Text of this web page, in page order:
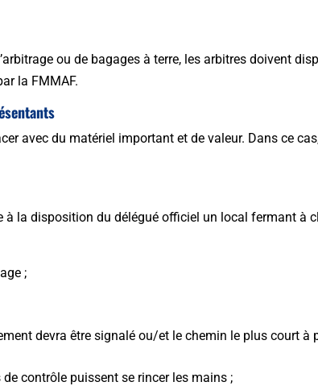
ou de bagages à terre, les arbitres doivent
la FMMAF.
avec du matériel important et de valeur. Dans ce
la disposition du délégué officiel un local fermant à
;
devra être signalé ou/et le chemin le plus court à
contrôle puissent se rincer les mains ;